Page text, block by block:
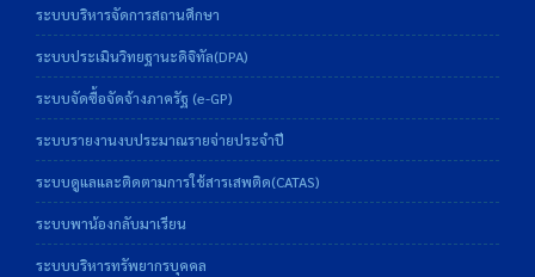
ระบบบริหารจัดการสถานศึกษา
ระบบประเมินวิทยฐานะดิจิทัล(DPA)
ระบบจัดซื้อจัดจ้างภาครัฐ (e-GP)
ระบบรายงานงบประมาณรายจ่ายประจำปี
ระบบดูแลและติดตามการใช้สารเสพติด(CATAS)
ระบบพาน้องกลับมาเรียน
ระบบบริหารทรัพยากรบุคคล